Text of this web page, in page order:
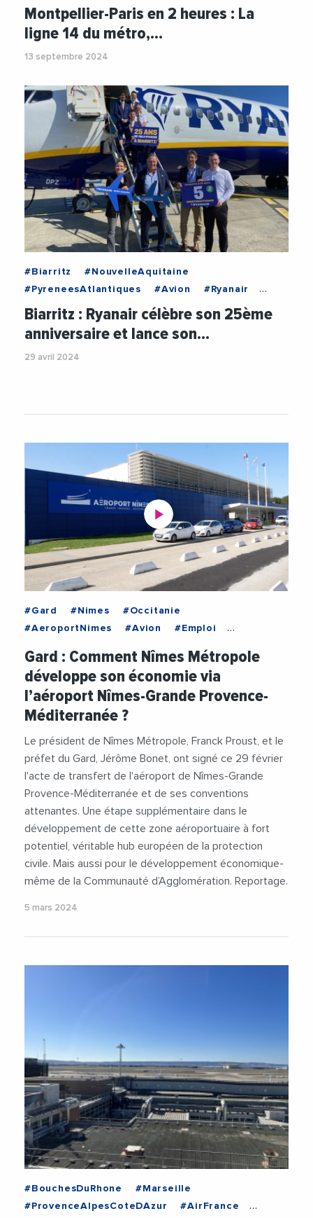
#AeroportDeMontpellier
#Avion
#Communication
#EmmanuelBrehmer
#Videos
Montpellier-Paris en 2 heures : La
ligne 14 du métro,…
13 septembre 2024
#Biarritz
#NouvelleAquitaine
#PyreneesAtlantiques
#Avion
#Ryanair
#Tourisme
#Transports #Voyage
Biarritz : Ryanair célèbre son 25ème
anniversaire et lance son…
29 avril 2024
#Gard #Nimes
#Occitanie
#AeroportNimes
#Avion
#Emploi
#Investissements
#JeromeBonet
#NimesMetropole
#PrefectureDuGard
#Videos
Gard : Comment Nîmes Métropole
développe son économie via
l’aéroport Nîmes-Grande Provence-
Méditerranée ?
Le président de Nîmes Métropole, Franck Proust, et le
préfet du Gard, Jérôme Bonet, ont signé ce 29 février
l'acte de transfert de l'aéroport de Nîmes-Grande
Provence-Méditerranée et de ses conventions
attenantes. Une étape supplémentaire dans le
développement de cette zone aéroportuaire à fort
potentiel, véritable hub européen de la protection
civile. Mais aussi pour le développement économique-
même de la Communauté d’Agglomération. Reportage.
5 mars 2024
#BouchesDuRhone
#Marseille
#ProvenceAlpesCoteDAzur
#AirFrance